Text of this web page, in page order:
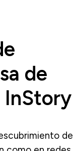
de
InStory
de